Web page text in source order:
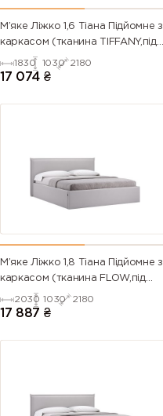
М’яке Ліжко 1,6 Тіана Підйомне з
каркасом (тканина TIFFANY,під
замовлення)
1830 1030 2180
17 074 ₴
М’яке Ліжко 1,8 Тіана Підйомне з
каркасом (тканина FLOW,під
замовлення)
2030 1030 2180
17 887 ₴